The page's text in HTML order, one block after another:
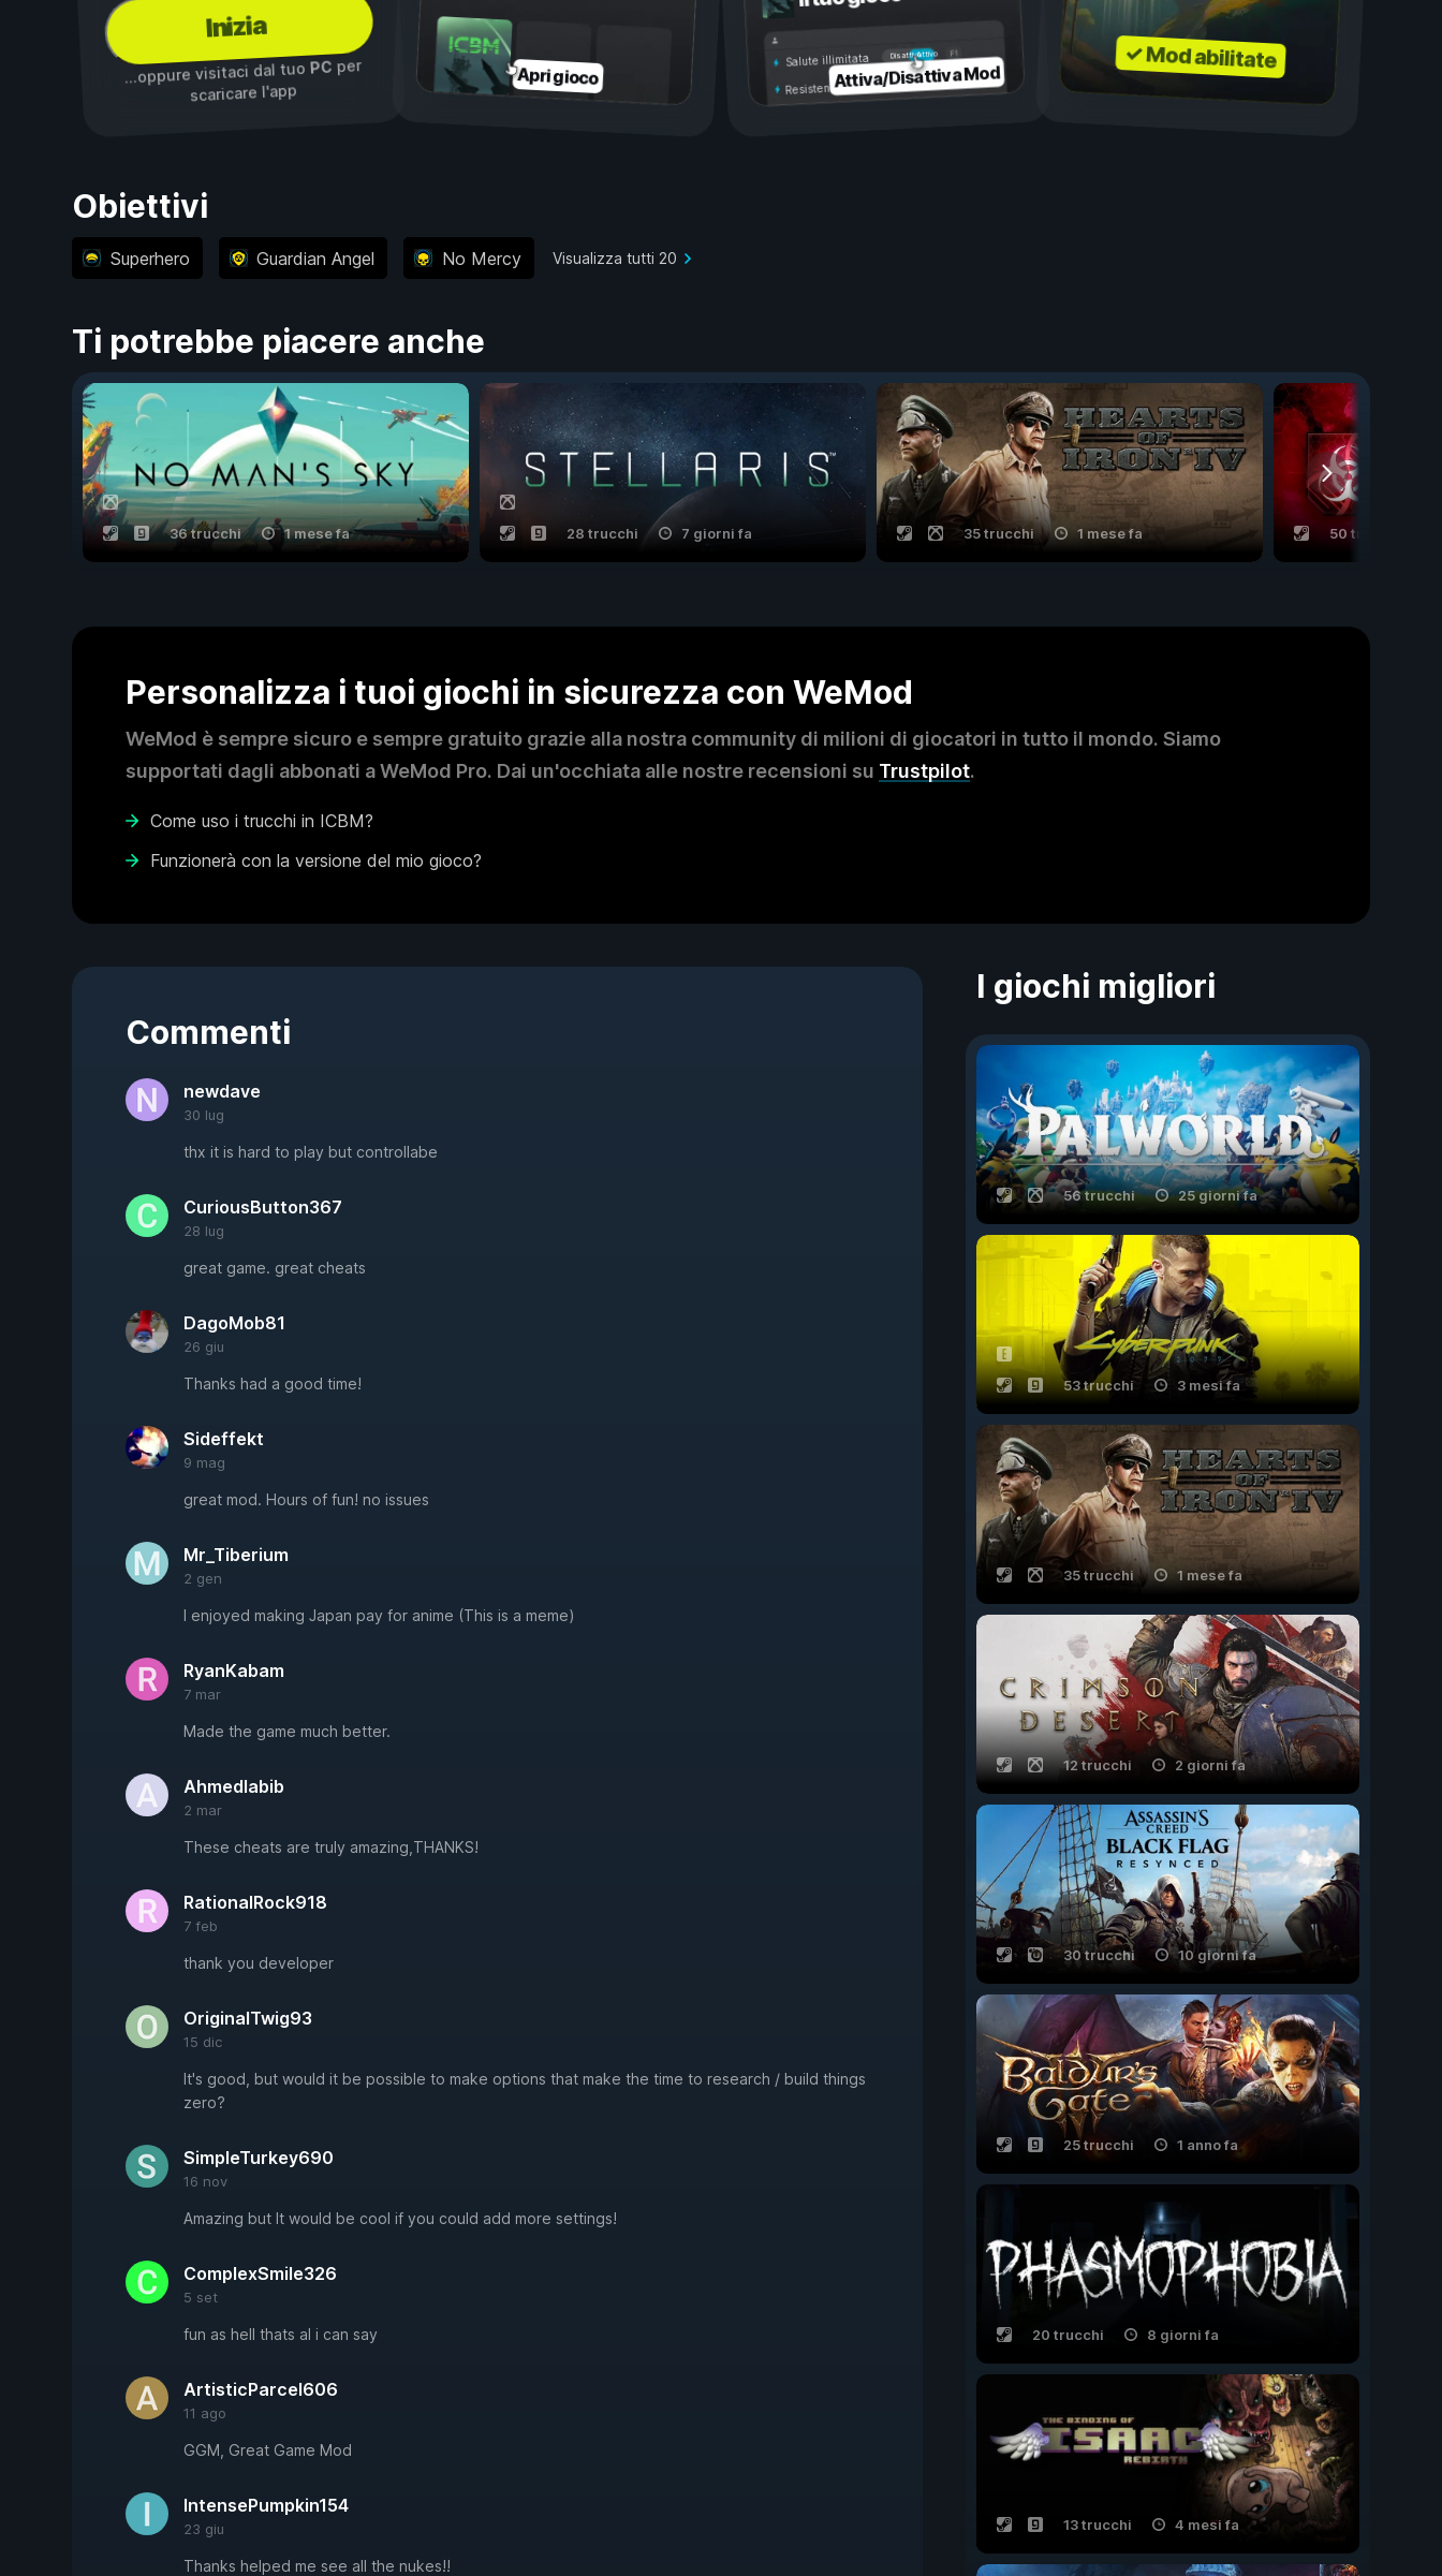
Inizia
...oppure visitaci dal tuo PCper
scaricare l'app
Apri gioco
Attivo
Disattivo
Salute illimitata
Resistenza illimitata
Attiva/Disattiva Mod
✓ Mod abilitate
Obiettivi
Superhero Guardian Angel No Mercy Visualizza tutti 20
Ti potrebbe piacere anche
36 trucchi 1 mese fa 28 trucchi 7 giorni fa 35 trucchi 1 mese fa 50 trucchi
Personalizza i tuoi giochi in sicurezza con WeMod
WeMod è sempre sicuro e sempre gratuito grazie alla nostra community di milioni di giocatori in tutto il mondo. Siamo
supportati dagli abbonati a WeMod Pro. Dai un'occhiata alle nostre recensioni su Trustpilot.
Come uso i trucchi in ICBM?
Funzionerà con la versione del mio gioco?
Commenti
newdave
30 lug
thx it is hard to play but controllabe
CuriousButton367
28 lug
great game. great cheats
DagoMob81
26 giu
Thanks had a good time!
Sideffekt
9 mag
great mod. Hours of fun! no issues
Mr_Tiberium
2 gen
I enjoyed making Japan pay for anime (This is a meme)
RyanKabam
7 mar
Made the game much better.
Ahmedlabib
2 mar
These cheats are truly amazing,THANKS!
RationalRock918
7 feb
thank you developer
OriginalTwig93
15 dic
It's good, but would it be possible to make options that make the time to research / build things
zero?
SimpleTurkey690
16 nov
Amazing but It would be cool if you could add more settings!
ComplexSmile326
5 set
fun as hell thats al i can say
ArtisticParcel606
11 ago
GGM, Great Game Mod
IntensePumpkin154
23 giu
Thanks helped me see all the nukes!!
I giochi migliori
56 trucchi 25 giorni fa
53 trucchi 3 mesi fa
35 trucchi 1 mese fa
12 trucchi 2 giorni fa
30 trucchi 10 giorni fa
25 trucchi 1 anno fa
20 trucchi 8 giorni fa
13 trucchi 4 mesi fa